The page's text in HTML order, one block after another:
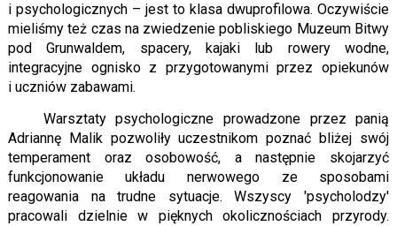
i psychologicznych – jest to klasa dwuprofilowa. Oczywiście
mieliśmy też czas na zwiedzenie pobliskiego Muzeum Bitwy
pod Grunwaldem, spacery, kajaki lub rowery wodne,
integracyjne ognisko z przygotowanymi przez opiekunów
i uczniów zabawami.
Warsztaty psychologiczne prowadzone przez panią
Adriannę Malik pozwoliły uczestnikom poznać bliżej swój
temperament oraz osobowość, a następnie skojarzyć
funkcjonowanie układu nerwowego ze sposobami
reagowania na trudne sytuacje. Wszyscy 'psycholodzy'
pracowali dzielnie w pięknych okolicznościach przyrody.